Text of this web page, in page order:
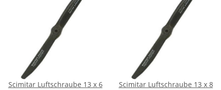
Scimitar Luftschraube 13 x 6
Scimitar Luftschraube 13 x 8